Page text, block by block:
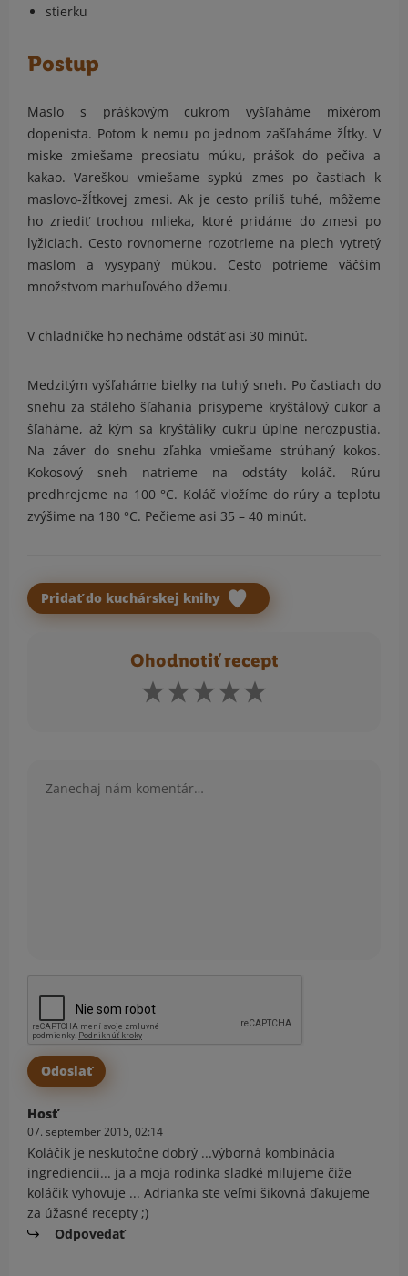
stierku
Postup
Maslo s práškovým cukrom vyšľaháme mixérom
dopenista. Potom k nemu po jednom zašľaháme žĺtky. V
miske zmiešame preosiatu múku, prášok do pečiva a
kakao. Vareškou vmiešame sypkú zmes po častiach k
maslovo-žĺtkovej zmesi. Ak je cesto príliš tuhé, môžeme
ho zriediť trochou mlieka, ktoré pridáme do zmesi po
lyžiciach. Cesto rovnomerne rozotrieme na plech vytretý
maslom a vysypaný múkou. Cesto potrieme väčším
množstvom marhuľového džemu.
V chladničke ho necháme odstáť asi 30 minút.
Medzitým vyšľaháme bielky na tuhý sneh. Po častiach do
snehu za stáleho šľahania prisypeme kryštálový cukor a
šľaháme, až kým sa kryštáliky cukru úplne nerozpustia.
Na záver do snehu zľahka vmiešame strúhaný kokos.
Kokosový sneh natrieme na odstáty koláč. Rúru
predhrejeme na 100 °C. Koláč vložíme do rúry a teplotu
zvýšime na 180 °C. Pečieme asi 35 – 40 minút.
Pridať do kuchárskej knihy
Ohodnotiť recept
Hosť
07. september 2015, 02:14
Koláčik je neskutočne dobrý ...výborná kombinácia
ingrediencii... ja a moja rodinka sladké milujeme čiže
koláčik vyhovuje ... Adrianka ste veľmi šikovná ďakujeme
za úžasné recepty ;)
Odpovedať